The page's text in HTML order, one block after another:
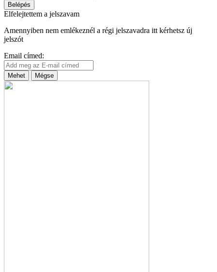
Belépés
Elfelejtettem a jelszavam
Amennyiben nem emlékeznél a régi jelszavadra itt kérhetsz új
jelszót
Email címed:
Mehet Mégse